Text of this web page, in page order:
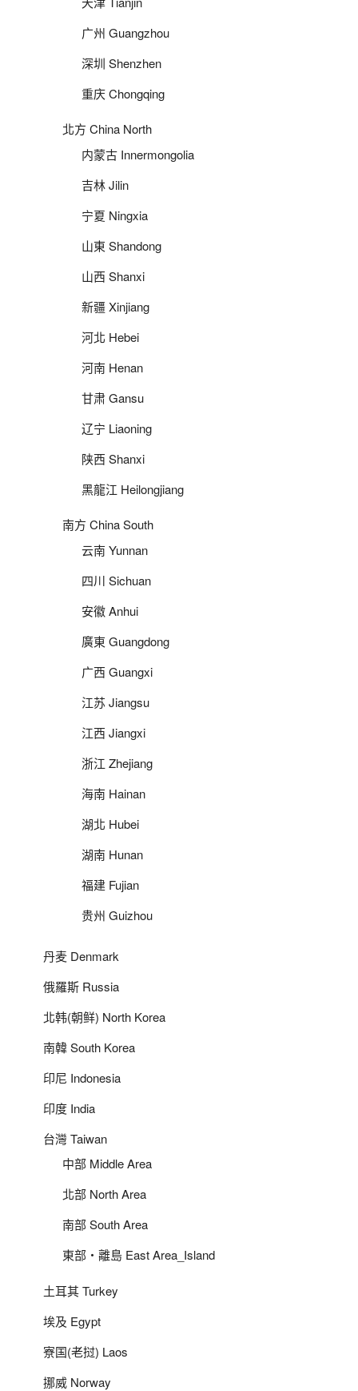
广州 Guangzhou
深圳 Shenzhen
重庆 Chongqing
北方 China North
内蒙古 Innermongolia
吉林 Jilin
宁夏 Ningxia
山東 Shandong
山西 Shanxi
新疆 Xinjiang
河北 Hebei
河南 Henan
甘肃 Gansu
辽宁 Liaoning
陕西 Shanxi
黑龍江 Heilongjiang
南方 China South
云南 Yunnan
四川 Sichuan
安徽 Anhui
廣東 Guangdong
广西 Guangxi
江苏 Jiangsu
江西 Jiangxi
浙江 Zhejiang
海南 Hainan
湖北 Hubei
湖南 Hunan
福建 Fujian
贵州 Guizhou
丹麦 Denmark
俄羅斯 Russia
北韩(朝鲜) North Korea
南韓 South Korea
印尼 Indonesia
印度 India
台灣 Taiwan
中部 Middle Area
北部 North Area
南部 South Area
東部‧離島 East Area_Island
土耳其 Turkey
埃及 Egypt
寮国(老挝) Laos
挪威 Norway